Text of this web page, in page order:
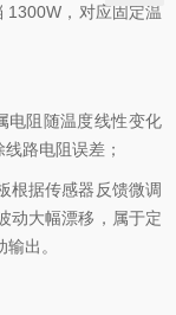
1300W，对应固定温
电阻随温度线性变化
路电阻误差；
根据传感器反馈微调
动大幅漂移，属于定
出。